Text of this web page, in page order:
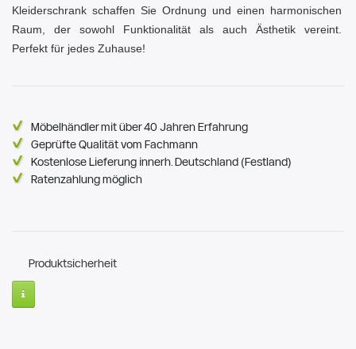
Kleiderschrank schaffen Sie Ordnung und einen harmonischen
Raum, der sowohl Funktionalität als auch Ästhetik vereint.
Perfekt für jedes Zuhause!
Möbelhändler mit über 40 Jahren Erfahrung
Geprüfte Qualität vom Fachmann
Kostenlose Lieferung innerh. Deutschland (Festland)
Ratenzahlung möglich
Produktsicherheit